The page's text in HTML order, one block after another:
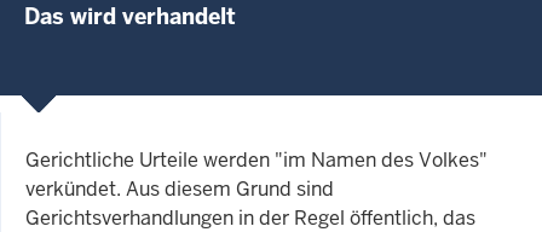
Das wird verhandelt
Gerichtliche Urteile werden "im Namen des Volkes"
verkündet. Aus diesem Grund sind
Gerichtsverhandlungen in der Regel öffentlich, das